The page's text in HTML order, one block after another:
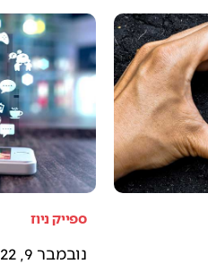
ספייק ניוז
נובמבר 9, 2022